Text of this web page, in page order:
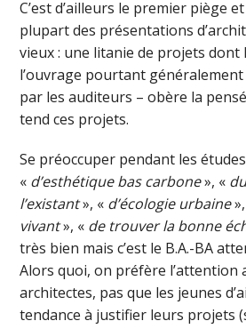
C’est d’ailleurs le premier piège
plupart des présentations
vieux : une litanie de projets dont
l’ouvrage pourtant
par les auditeurs – obère la
tend ces projets.
Se préoccuper pendant les
« d’esthétique bas carbone», «
l’existant», « d’écologie urbaine
vivant», « de trouver la bonne
très bien mais c’est le B.A.-BA
Alors quoi, on préfère l’attention
architectes, pas que les jeunes
tendance à justifier leurs projets